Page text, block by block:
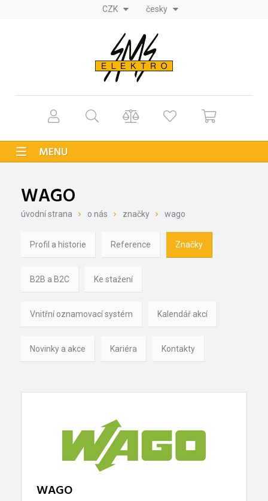
CZK česky
MENU
WAGO
úvodní strana o nás značky wago
Profil a historie Reference Značky
B2B a B2C Ke stažení
Vnitřní oznamovací systém Kalendář akcí
Novinky a akce Kariéra Kontakty
WAGO